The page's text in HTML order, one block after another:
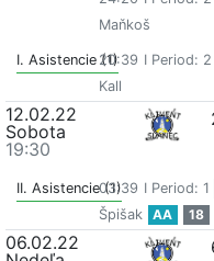
Maňkoš
I. Asistencie (1)20:39 I Period: 2
Kall
12.02.22
Sobota
19:30
II. Asistencie (1)
03:39 I Period: 1
Špišak
AA 18
06.02.22